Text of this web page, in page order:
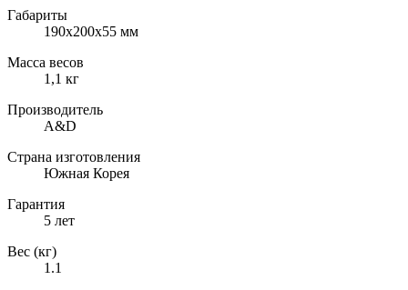
Габариты
190х200х55 мм
Масса весов
1,1 кг
Производитель
A&D
Страна изготовления
Южная Корея
Гарантия
5 лет
Вес (кг)
1.1